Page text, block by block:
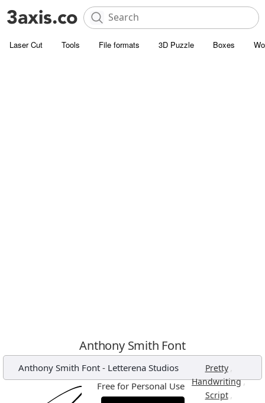
Laser Cut Tools File formats 3D Puzzle Boxes
Anthony Smith Font
Anthony Smith Font - Letterena Studios Pretty ,
Handwriting,
Script ,
Free for Personal Use